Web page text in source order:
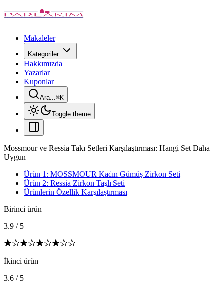
Makaleler
Kategoriler
Hakkımızda
Yazarlar
Kuponlar
Ara...⌘K
Toggle theme
Mossmour ve Ressia Takı Setleri Karşılaştırması: Hangi Set Daha
Uygun
Ürün 1: MOSSMOUR Kadın Gümüş Zirkon Seti
Ürün 2: Ressia Zirkon Taşlı Seti
Ürünlerin Özellik Karşılaştırması
Birinci ürün
3.9 / 5
İkinci ürün
3.6 / 5